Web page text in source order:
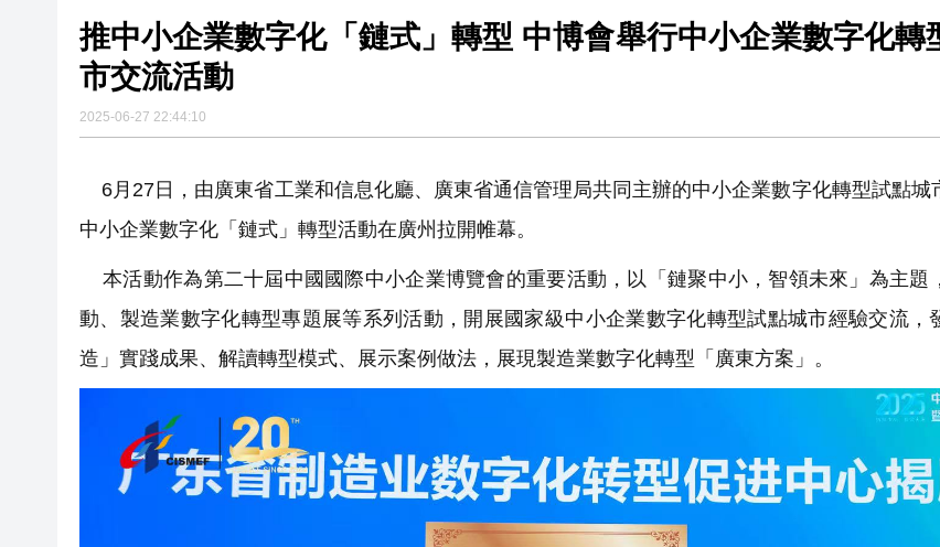
推中小企業數字化「鏈式」轉型 中博會舉行中小企業數字化轉型試點城
市交流活動
2025-06-27 22:44:10
6月27日，由廣東省工業和信息化廳、廣東省通信管理局共同主辦的中小企業數字化轉型試點城
中小企業數字化「鏈式」轉型活動在廣州拉開帷幕。
本活動作為第二十屆中國國際中小企業博覽會的重要活動，以「鏈聚中小，智領未來」為主題
動、製造業數字化轉型專題展等系列活動，開展國家級中小企業數字化轉型試點城市經驗交流，
造」實踐成果、解讀轉型模式、展示案例做法，展現製造業數字化轉型「廣東方案」。